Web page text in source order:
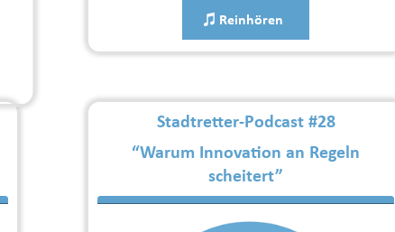
Reinhören
Stadtretter-Podcast #28
“Warum Innovation an Regeln
scheitert”